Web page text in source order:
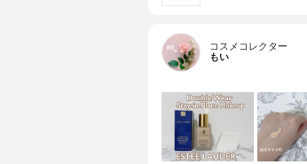
コスメコレクター
もい